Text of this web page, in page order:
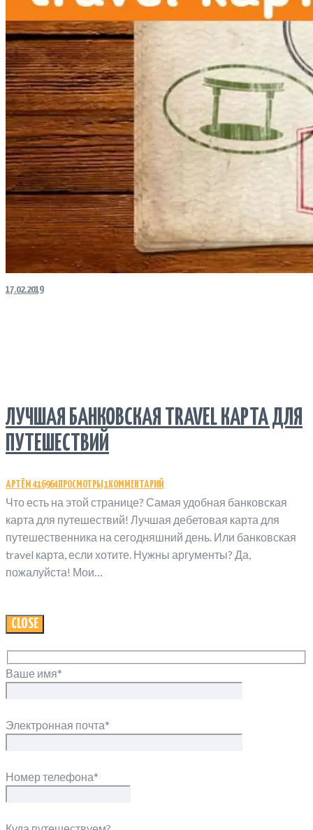
17.02.2019
ЛУЧШАЯ БАНКОВСКАЯ TRAVEL КАРТА ДЛЯ
ПУТЕШЕСТВИЙ
АРТЁМ 416964 ПРОСМОТРЫ 1 КОММЕНТАРИЙ
Что есть на этой странице? Самая удобная банковская
карта для путешествий! Лучшая дебетовая карта для
путешественника на сегодняшний день. Или банковская
travel карта, если хотите. Нужны аргументы? Да,
пожалуйста! Мои…
CLOSE
Ваше имя*
Электронная почта*
Номер телефона*